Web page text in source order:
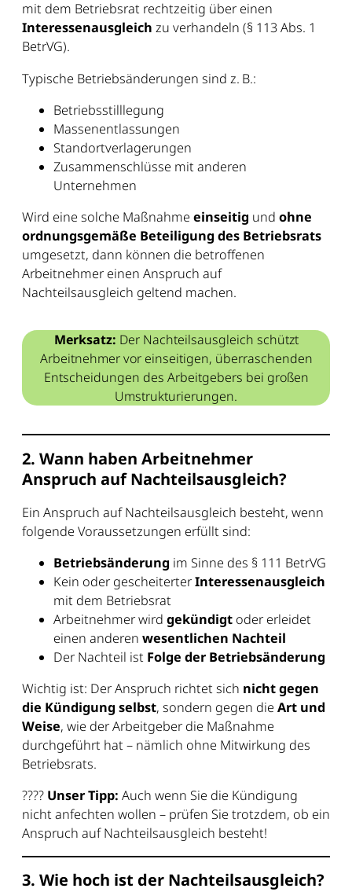
mit dem Betriebsrat rechtzeitig über einen
Interessenausgleich zu verhandeln (§ 113 Abs. 1
BetrVG).
Typische Betriebsänderungen sind z. B.:
Betriebsstilllegung
Massenentlassungen
Standortverlagerungen
Zusammenschlüsse mit anderen
Unternehmen
Wird eine solche Maßnahme einseitig und ohne
ordnungsgemäße Beteiligung des Betriebsrats
umgesetzt, dann können die betroffenen
Arbeitnehmer einen Anspruch auf
Nachteilsausgleich geltend machen.
Merksatz: Der Nachteilsausgleich schützt
Arbeitnehmer vor einseitigen, überraschenden
Entscheidungen des Arbeitgebers bei großen
Umstrukturierungen.
2. Wann haben Arbeitnehmer
Anspruch auf Nachteilsausgleich?
Ein Anspruch auf Nachteilsausgleich besteht, wenn
folgende Voraussetzungen erfüllt sind:
Betriebsänderung im Sinne des § 111 BetrVG
Kein oder gescheiterterInteressenausgleich
mit dem Betriebsrat
Arbeitnehmer wird gekündigt oder erleidet
einen anderen wesentlichen Nachteil
Der Nachteil ist Folge der Betriebsänderung
Wichtig ist: Der Anspruch richtet sich nicht gegen
die Kündigung selbst, sondern gegen die Art und
Weise, wie der Arbeitgeber die Maßnahme
durchgeführt hat – nämlich ohne Mitwirkung des
Betriebsrats.
???? Unser Tipp: Auch wenn Sie die Kündigung
nicht anfechten wollen – prüfen Sie trotzdem, ob ein
Anspruch auf Nachteilsausgleich besteht!
3. Wie hoch ist der Nachteilsausgleich?